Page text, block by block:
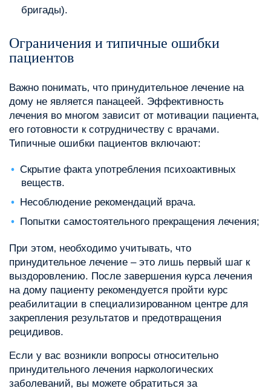
бригады).
Ограничения и типичные ошибки
пациентов
Важно понимать‚ что принудительное лечение на
дому не является панацеей. Эффективность
лечения во многом зависит от мотивации пациента‚
его готовности к сотрудничеству с врачами.
Типичные ошибки пациентов включают:
Скрытие факта употребления психоактивных
веществ.
Несоблюдение рекомендаций врача.
Попытки самостоятельного прекращения лечения;
При этом‚ необходимо учитывать‚ что
принудительное лечение – это лишь первый шаг к
выздоровлению. После завершения курса лечения
на дому пациенту рекомендуется пройти курс
реабилитации в специализированном центре для
закрепления результатов и предотвращения
рецидивов.
Если у вас возникли вопросы относительно
принудительного лечения наркологических
заболеваний‚ вы можете обратиться за